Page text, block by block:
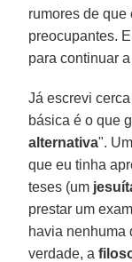
rumores de
preocupantes.
para continuar
Já escrevi
básica é o que
alternativa".
que eu tinha
teses (um
prestar um
havia nenhuma
verdade, a